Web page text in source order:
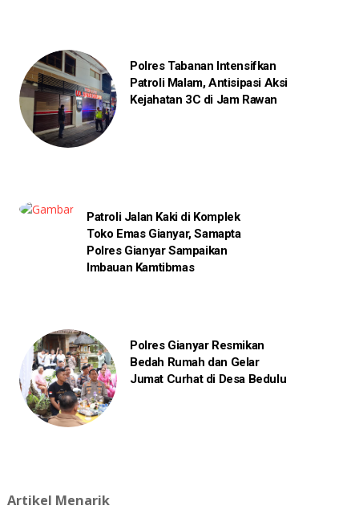
Polres Tabanan Intensifkan
Patroli Malam, Antisipasi Aksi
Kejahatan 3C di Jam Rawan
Patroli Jalan Kaki di Komplek
Toko Emas Gianyar, Samapta
Polres Gianyar Sampaikan
Imbauan Kamtibmas
Polres Gianyar Resmikan
Bedah Rumah dan Gelar
Jumat Curhat di Desa Bedulu
Artikel Menarik